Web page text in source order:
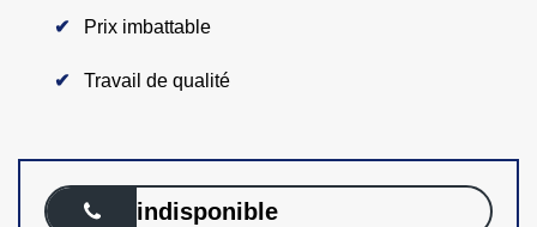
Prix imbattable
Travail de qualité
indisponible